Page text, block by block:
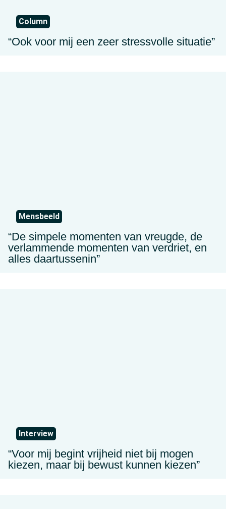
Column
“Ook voor mij een zeer stressvolle situatie”
Mensbeeld
“De simpele momenten van vreugde, de
verlammende momenten van verdriet, en
alles daartussenin”
Interview
“Voor mij begint vrijheid niet bij mogen
kiezen, maar bij bewust kunnen kiezen”